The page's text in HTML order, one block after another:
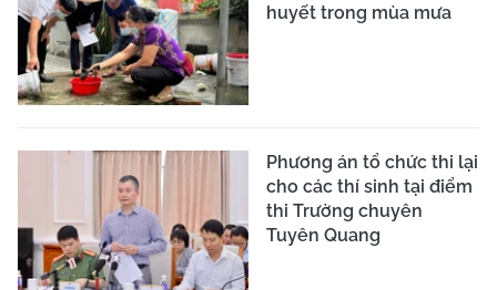
huyết trong mùa mưa
Phương án tổ chức thi lại
cho các thí sinh tại điểm
thi Trường chuyên
Tuyên Quang